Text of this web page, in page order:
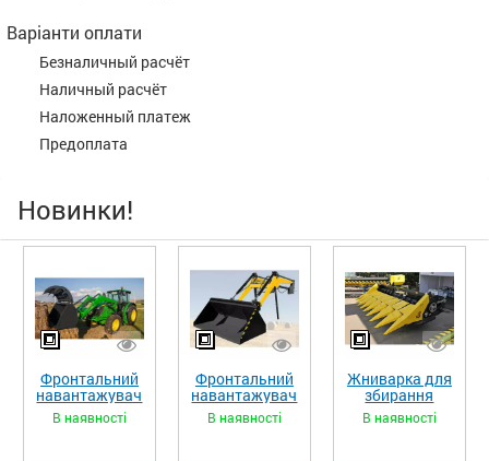
Варіанти оплати
Безналичный расчёт
Наличный расчёт
Наложенный платеж
Предоплата
Новинки!
Фронтальний
навантажувач
«STRONG XL»
В наявності
Фронтальний
навантажувач
«STRONG»
В наявності
Жниварка для
збирання
кукурудзи
ЖКИ-870
В наявності